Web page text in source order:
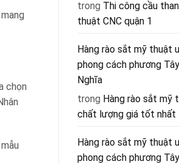
chọn
trong Thi công cầu
thuật CNC quận 1
Hàng rào sắt mỹ thuật
phong cách phương
Nghĩa
trong Hàng rào sắt mỹ
chất lượng giá tốt nhất
Hàng rào sắt mỹ thuật
phong cách phương